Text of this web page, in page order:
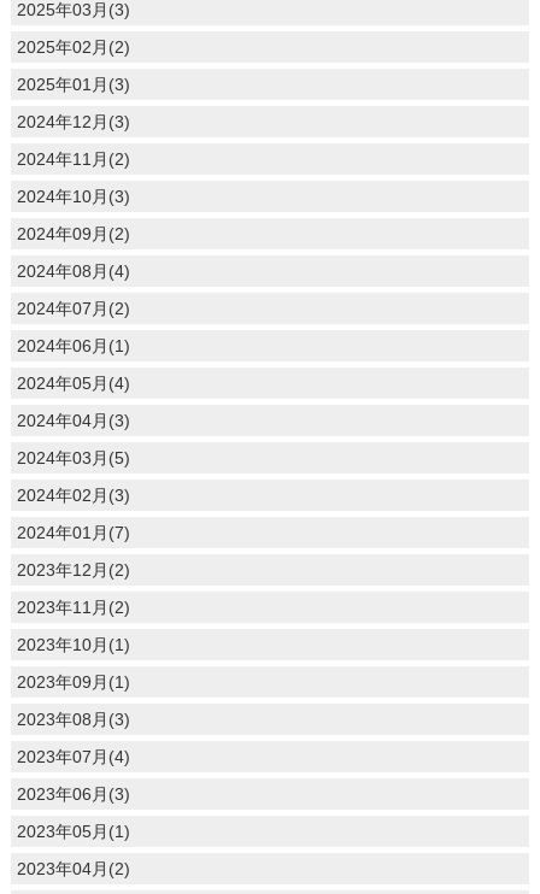
2025年03月(3)
2025年02月(2)
2025年01月(3)
2024年12月(3)
2024年11月(2)
2024年10月(3)
2024年09月(2)
2024年08月(4)
2024年07月(2)
2024年06月(1)
2024年05月(4)
2024年04月(3)
2024年03月(5)
2024年02月(3)
2024年01月(7)
2023年12月(2)
2023年11月(2)
2023年10月(1)
2023年09月(1)
2023年08月(3)
2023年07月(4)
2023年06月(3)
2023年05月(1)
2023年04月(2)